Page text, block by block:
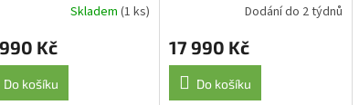
A
Skladem (1 ks)
Kč
Do košíku
A
Dodání do 2 týdnů
17 990 Kč
Do košíku